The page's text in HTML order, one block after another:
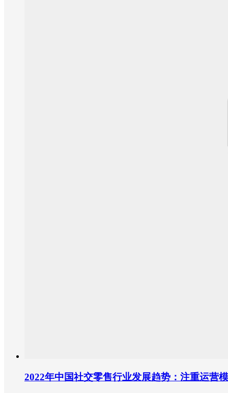
2022年中国社交零售行业发展趋势：注重运营